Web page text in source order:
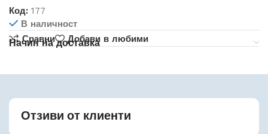
Код:177
В наличност
Сравни
Добави в любими
Начин на доставка
Отзиви от клиенти